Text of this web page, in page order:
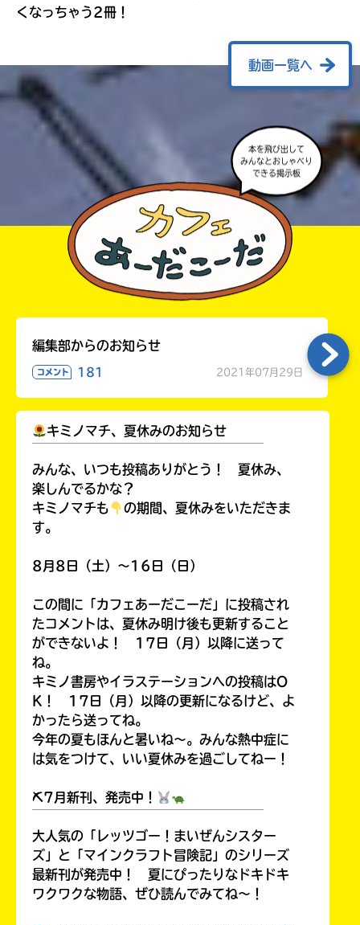
くなっちゃう2冊！
動画一覧へ
本を飛び出して
みんなとおしゃべり
編集部からのお知らせ
コメント 181 2021年07月29日
キミノマチ、夏休みのお知らせ
みんな、いつも投稿ありがとう！ 夏休み、
楽しんでるかな？
キミノマチも
の期間、夏休みをいただきま
す。
8月8日（土）～16日（日）
この間に「カフェあーだこーだ」に投稿され
たコメントは、夏休み明け後も更新すること
ができないよ！ 17日（月）以降に送って
ね。
キミノ書房やイラステーションへの投稿はO
K！ 17日（月）以降の更新になるけど、よ
かったら送ってね。
今年の夏もほんと暑いね～。みんな熱中症に
は気をつけて、いい夏休みを過ごしてねー！
⛏7月新刊、発売中！
大人気の「レッツゴー！まいぜんシスター
ズ」と「マインクラフト冒険記」のシリーズ
最新刊が発売中！ 夏にぴったりなドキドキ
ワクワクな物語、ぜひ読んでみてね～！